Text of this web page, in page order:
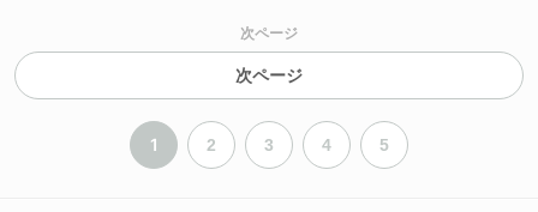
次ページ
次ページ
1 2 3 4 5